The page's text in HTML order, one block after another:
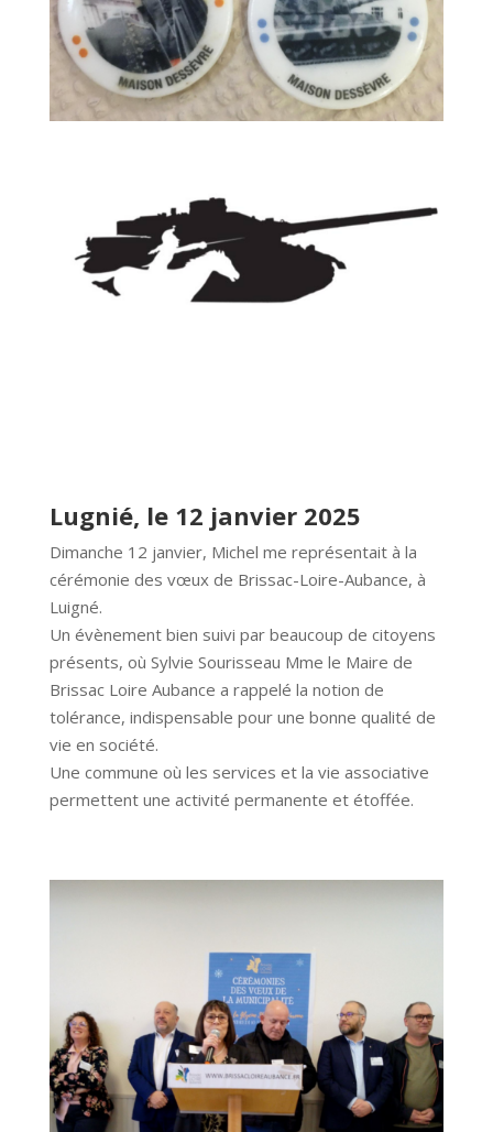
Lugnié, le 12 janvier 2025
Dimanche 12 janvier, Michel me représentait à la
cérémonie des vœux de Brissac-Loire-Aubance, à
Luigné.
Un évènement bien suivi par beaucoup de citoyens
présents, où Sylvie Sourisseau Mme le Maire de
Brissac Loire Aubance a rappelé la notion de
tolérance, indispensable pour une bonne qualité de
vie en société.
Une commune où les services et la vie associative
permettent une activité permanente et étoffée.